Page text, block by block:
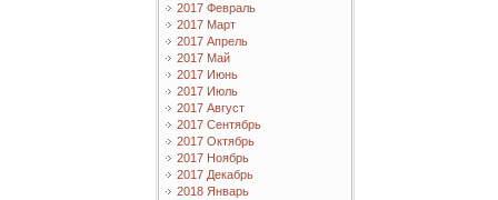
2017 Февраль
2017 Март
2017 Апрель
2017 Май
2017 Июнь
2017 Июль
2017 Август
2017 Сентябрь
2017 Октябрь
2017 Ноябрь
2017 Декабрь
2018 Январь